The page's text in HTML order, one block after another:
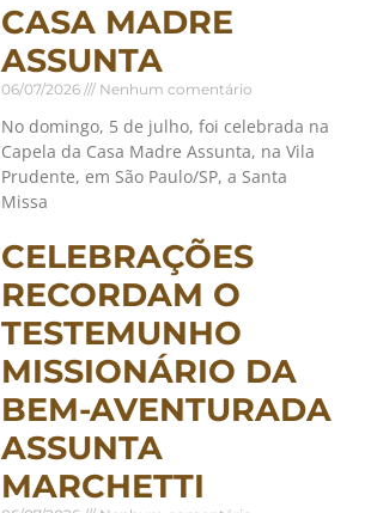
CASA MADRE
ASSUNTA
06/07/2026 Nenhum comentário
No domingo, 5 de julho, foi celebrada na
Capela da Casa Madre Assunta, na Vila
Prudente, em São Paulo/SP, a Santa
Missa
CELEBRAÇÕES
RECORDAM O
TESTEMUNHO
MISSIONÁRIO DA
BEM-AVENTURADA
ASSUNTA
MARCHETTI